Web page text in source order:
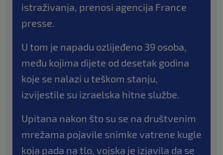
istraživanja, prenosi agencija France
presse.
U tom je napadu ozlijeđeno 39 osoba,
među kojima dijete od desetak godina
koje se nalazi u teškom stanju,
izvijestile su izraelska hitne službe.
Upitana nakon što su se na društvenim
mrežama pojavile snimke vatrene kugle
koja pada na tlo, vojska je izjavila da se